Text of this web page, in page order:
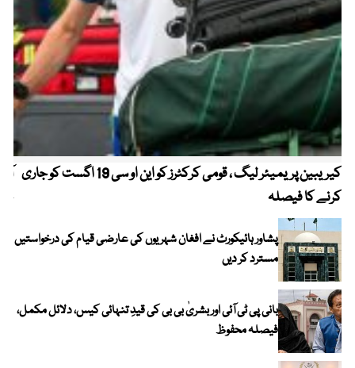
کیریبین پریمیئر لیگ ، قومی کرکٹرز کو این او سی 19 اگست کو جاری
کرنے کا فیصلہ
پشاور ہائیکورٹ نے افغان شہریوں کی عارضی قیام کی درخواستیں
مسترد کر دیں
بانی پی ٹی آئی اور بشریٰ بی بی کی قیدِ تنہائی کیس، دلائل مکمل،
فیصلہ محفوظ